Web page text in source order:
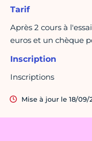
Tarif
Après 2 cours à
euros et un chèque
Inscription
Inscriptions
Mise à jour le 18/09/